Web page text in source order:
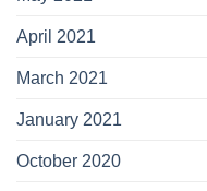
April 2021
March 2021
January 2021
October 2020